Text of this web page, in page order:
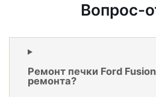
Вопрос-
Ремонт печки Ford
ремонта?